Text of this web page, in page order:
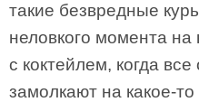
такие безвредные
неловкого момента на
с коктейлем, когда
замолкают на какое-